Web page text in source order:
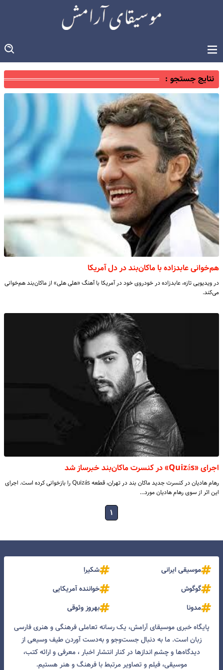
نتایج جستجو :
هم‌خوانی عابدزاده با ماکان‌بند در دل آمریکا
در ویدیویی تازه، عابدزاده در خودروی خود در آمریکا با آهنگ «هلی هلی» از ماکان‌بند هم‌خوانی
می‌کند.
اجرای «Quizás» در کنسرت ماکان‌بند خبرساز شد
رهام هادیان در کنسرت جدید ماکان بند در تهران، قطعه Quizás را بازخوانی کرده است. اجرای
این اثر از سوی رهام هادیان مورد…
۱
موسیقی ایرانی
شکیرا
گوگوش
خواننده آمریکایی
مدونا
بهروز وثوقی
پایگاه خبری موسیقای آرامش، یک رسانه تعاملی فرهنگی و هنری فارسی
زبان است. ما به دنبال جست‌و‌جو و به‌دست آوردن طیف وسیعی از
دیدگاه‌ها و چشم انداز‌ها در کنار انتشار اخبار ، معرفی و ارائه کتب،
موسیقی، فیلم و تصاویر مرتبط با فرهنگ و هنر هستیم.